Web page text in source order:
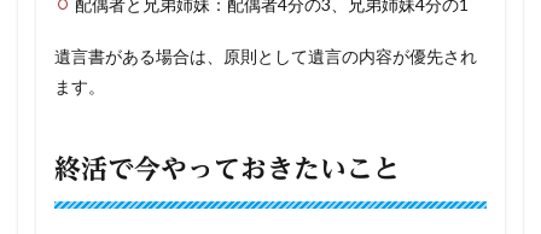
配偶者と兄弟姉妹：配偶者4分の3、兄弟姉妹4分の1
遺言書がある場合は、原則として遺言の内容が優先され
ます。
終活で今やっておきたいこと